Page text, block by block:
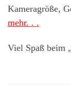
Kameragröße,
mehr. . .
Viel Spaß beim